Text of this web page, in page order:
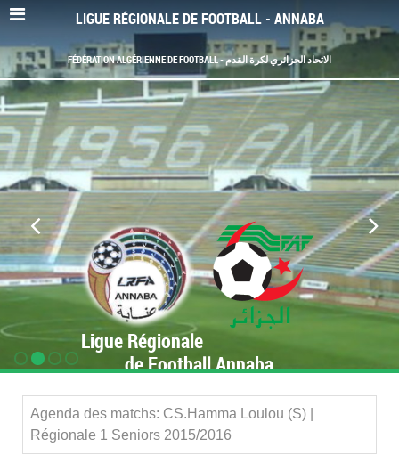
LIGUE RÉGIONALE DE FOOTBALL - ANNABA
FÉDÉRATION ALGÉRIENNE DE FOOTBALL - الاتحاد الجزائري لكرة القدم
Ligue Régionale
de Football Annaba
Agenda des matchs: CS.Hamma Loulou (S) |
Régionale 1 Seniors 2015/2016